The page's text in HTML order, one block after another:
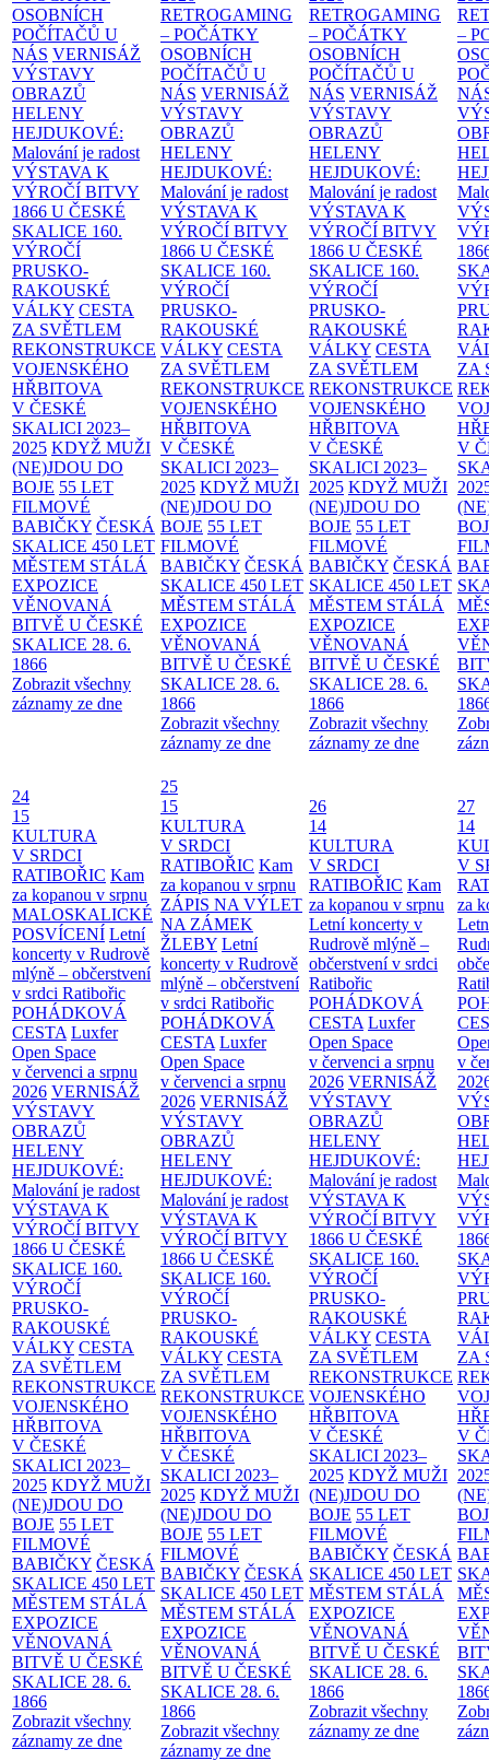
OSOBNÍCH
POČÍTAČŮ U
NÁS VERNISÁŽ
VÝSTAVY
OBRAZŮ
HELENY
HEJDUKOVÉ:
Malování je radost
VÝSTAVA K
VÝROČÍ BITVY
1866 U ČESKÉ
SKALICE 160.
VÝROČÍ
PRUSKO-
RAKOUSKÉ
VÁLKY CESTA
ZA SVĚTLEM
REKONSTRUKCE
VOJENSKÉHO
HŘBITOVA
V ČESKÉ
SKALICI 2023–
2025 KDYŽ MUŽI
(NE)JDOU DO
BOJE 55 LET
FILMOVÉ
BABIČKY ČESKÁ
SKALICE 450 LET
MĚSTEM STÁLÁ
EXPOZICE
VĚNOVANÁ
BITVĚ U ČESKÉ
SKALICE 28. 6.
1866
Zobrazit všechny
záznamy ze dne
RETROGAMING
– POČÁTKY
OSOBNÍCH
POČÍTAČŮ U
NÁS VERNISÁŽ
VÝSTAVY
OBRAZŮ
HELENY
HEJDUKOVÉ:
Malování je radost
VÝSTAVA K
VÝROČÍ BITVY
1866 U ČESKÉ
SKALICE 160.
VÝROČÍ
PRUSKO-
RAKOUSKÉ
VÁLKY CESTA
ZA SVĚTLEM
REKONSTRUKCE
VOJENSKÉHO
HŘBITOVA
V ČESKÉ
SKALICI 2023–
2025 KDYŽ MUŽI
(NE)JDOU DO
BOJE 55 LET
FILMOVÉ
BABIČKY ČESKÁ
SKALICE 450 LET
MĚSTEM STÁLÁ
EXPOZICE
VĚNOVANÁ
BITVĚ U ČESKÉ
SKALICE 28. 6.
1866
Zobrazit všechny
záznamy ze dne
RETROGAMING
– POČÁTKY
OSOBNÍCH
POČÍTAČŮ U
NÁS VERNISÁŽ
VÝSTAVY
OBRAZŮ
HELENY
HEJDUKOVÉ:
Malování je radost
VÝSTAVA K
VÝROČÍ BITVY
1866 U ČESKÉ
SKALICE 160.
VÝROČÍ
PRUSKO-
RAKOUSKÉ
VÁLKY CESTA
ZA SVĚTLEM
REKONSTRUKCE
VOJENSKÉHO
HŘBITOVA
V ČESKÉ
SKALICI 2023–
2025 KDYŽ MUŽI
(NE)JDOU DO
BOJE 55 LET
FILMOVÉ
BABIČKY ČESKÁ
SKALICE 450 LET
MĚSTEM STÁLÁ
EXPOZICE
VĚNOVANÁ
BITVĚ U ČESKÉ
SKALICE 28. 6.
1866
Zobrazit všechny
záznamy ze dne
–
ZA
V
24
15
KULTURA
V SRDCI
RATIBOŘIC Kam
za kopanou v srpnu
MALOSKALICKÉ
POSVÍCENÍ Letní
koncerty v Rudrově
mlýně – občerstvení
v srdci Ratibořic
POHÁDKOVÁ
CESTA Luxfer
Open Space
v červenci a srpnu
2026 VERNISÁŽ
VÝSTAVY
OBRAZŮ
HELENY
HEJDUKOVÉ:
Malování je radost
VÝSTAVA K
VÝROČÍ BITVY
1866 U ČESKÉ
SKALICE 160.
VÝROČÍ
PRUSKO-
RAKOUSKÉ
VÁLKY CESTA
ZA SVĚTLEM
REKONSTRUKCE
VOJENSKÉHO
HŘBITOVA
V ČESKÉ
SKALICI 2023–
2025 KDYŽ MUŽI
(NE)JDOU DO
BOJE 55 LET
FILMOVÉ
BABIČKY ČESKÁ
SKALICE 450 LET
MĚSTEM STÁLÁ
EXPOZICE
VĚNOVANÁ
BITVĚ U ČESKÉ
SKALICE 28. 6.
1866
Zobrazit všechny
záznamy ze dne
25
15
KULTURA
V SRDCI
RATIBOŘIC Kam
za kopanou v srpnu
ZÁPIS NA VÝLET
NA ZÁMEK
ŽLEBY Letní
koncerty v Rudrově
mlýně – občerstvení
v srdci Ratibořic
POHÁDKOVÁ
CESTA Luxfer
Open Space
v červenci a srpnu
2026 VERNISÁŽ
VÝSTAVY
OBRAZŮ
HELENY
HEJDUKOVÉ:
Malování je radost
VÝSTAVA K
VÝROČÍ BITVY
1866 U ČESKÉ
SKALICE 160.
VÝROČÍ
PRUSKO-
RAKOUSKÉ
VÁLKY CESTA
ZA SVĚTLEM
REKONSTRUKCE
VOJENSKÉHO
HŘBITOVA
V ČESKÉ
SKALICI 2023–
2025 KDYŽ MUŽI
(NE)JDOU DO
BOJE 55 LET
FILMOVÉ
BABIČKY ČESKÁ
SKALICE 450 LET
MĚSTEM STÁLÁ
EXPOZICE
VĚNOVANÁ
BITVĚ U ČESKÉ
SKALICE 28. 6.
1866
Zobrazit všechny
záznamy ze dne
26
14
KULTURA
V SRDCI
RATIBOŘIC Kam
za kopanou v srpnu
Letní koncerty v
Rudrově mlýně –
občerstvení v srdci
Ratibořic
POHÁDKOVÁ
CESTA Luxfer
Open Space
v červenci a srpnu
2026 VERNISÁŽ
VÝSTAVY
OBRAZŮ
HELENY
HEJDUKOVÉ:
Malování je radost
VÝSTAVA K
VÝROČÍ BITVY
1866 U ČESKÉ
SKALICE 160.
VÝROČÍ
PRUSKO-
RAKOUSKÉ
VÁLKY CESTA
ZA SVĚTLEM
REKONSTRUKCE
VOJENSKÉHO
HŘBITOVA
V ČESKÉ
SKALICI 2023–
2025 KDYŽ MUŽI
(NE)JDOU DO
BOJE 55 LET
FILMOVÉ
BABIČKY ČESKÁ
SKALICE 450 LET
MĚSTEM STÁLÁ
EXPOZICE
VĚNOVANÁ
BITVĚ U ČESKÉ
SKALICE 28. 6.
1866
Zobrazit všechny
záznamy ze dne
27
14
V
za
v
ZA
V